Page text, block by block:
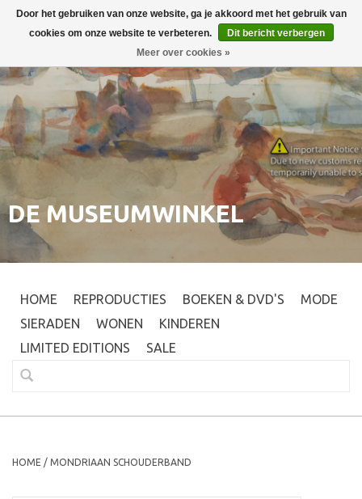
Inloggen 0
DE MUSEUMWINKEL
HOME REPRODUCTIES BOEKEN & DVD'S
MODE
SIERADEN
WONEN
KINDEREN
LIMITED EDITIONS
SALE
HOME / MONDRIAAN SCHOUDERBAND
Door het gebruiken van onze website, ga je akkoord met het gebruik van
cookies om onze website te verbeteren.
Dit bericht verbergen
Meer over cookies »